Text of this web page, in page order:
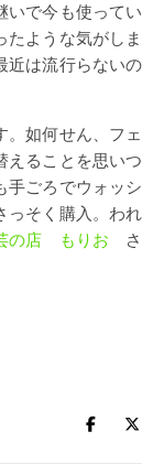
たような気がしま
近は流行らないの
。如何せん、フェ
えることを思いつ
手ごろでウォッシ
っそく購入。われ
の店 もりお さ